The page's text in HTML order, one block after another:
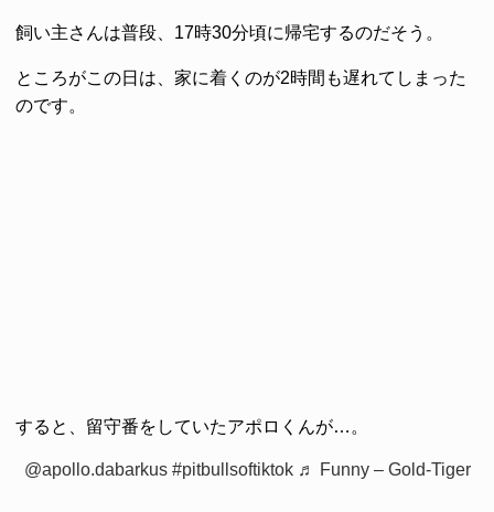
飼い主さんは普段、17時30分頃に帰宅するのだそう。
ところがこの日は、家に着くのが2時間も遅れてしまった
のです。
すると、留守番をしていたアポロくんが…。
@apollo.dabarkus #pitbullsoftiktok ♬ Funny – Gold-Tiger